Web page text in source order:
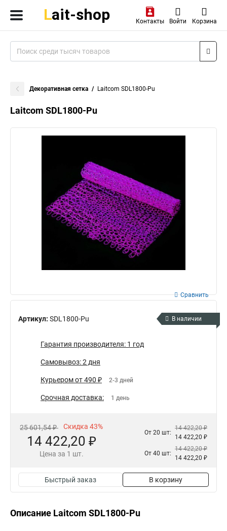
Контакты Войти Корзина
Декоративная сетка Laitcom SDL1800-Pu
Laitcom SDL1800-Pu
Артикул: SDL1800-Pu
Сравнить
В наличии
Гарантия производителя: 1 год
Самовывоз: 2 дня
Курьером от 490 ₽ 2-3 дней
Срочная доставка: 1 день
25 601,54 ₽ Скидка 43%
14 422,20 ₽
Цена за 1 шт.
От 20 шт:
14 422,20 ₽
14 422,20 ₽
От 40 шт:
14 422,20 ₽
14 422,20 ₽
Быстрый заказ В корзину
Описание Laitcom SDL1800-Pu